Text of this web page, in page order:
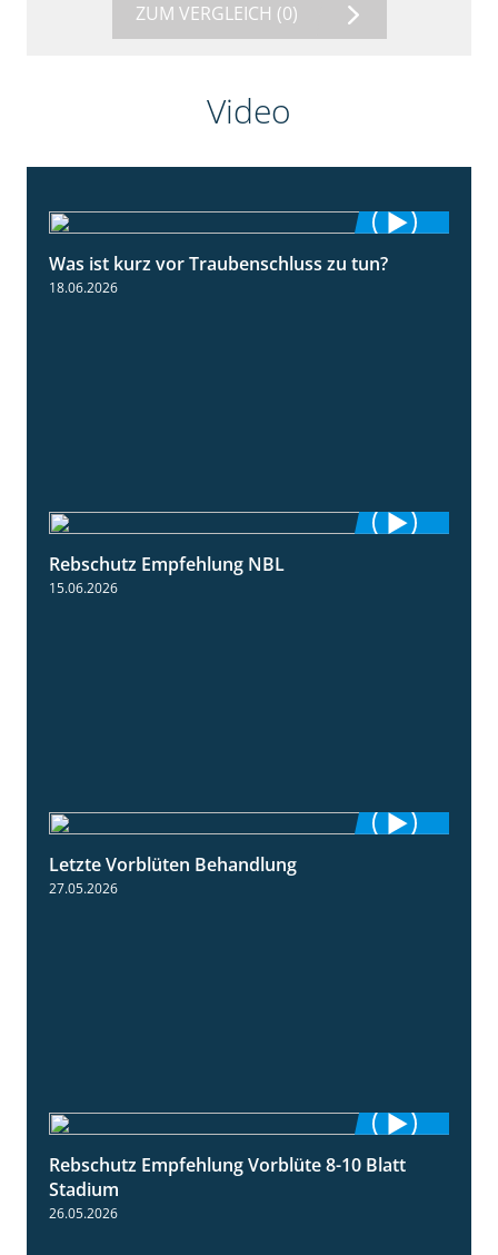
ZUM VERGLEICH (0)
Video
5:04
Was ist kurz vor Traubenschluss zu tun?
18.06.2026
Rebschutz Empfehlung NBL
15.06.2026
Letzte Vorblüten Behandlung
27.05.2026
1:55
Rebschutz Empfehlung Vorblüte 8-10 Blatt
Stadium
26.05.2026